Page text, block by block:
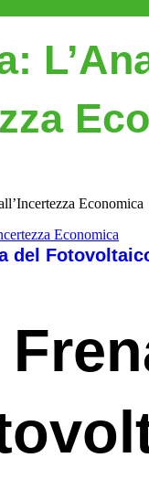
Economica
del